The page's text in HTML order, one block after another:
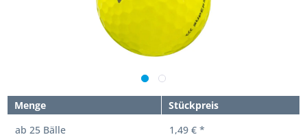
Menge
Stückpreis
ab 25 Bälle 1,49 € *